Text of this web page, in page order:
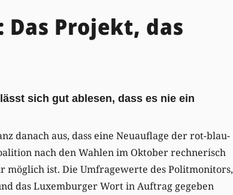
Projekt, das
sich gut ablesen, dass es nie ein
danach aus, dass eine Neuauflage der rot-blau-
nach den Wahlen im Oktober rechnerisch
möglich ist. Die Umfragewerte des Politmonitors,
das Luxemburger Wort in Auftrag gegeben